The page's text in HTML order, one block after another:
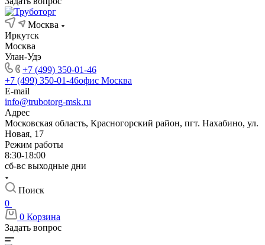
Москва
Иркутск
Москва
Улан-Удэ
+7 (499) 350-01-46
+7 (499) 350-01-46офис Москва
E-mail
info@trubotorg-msk.ru
Адрес
Московская область, Красногорский район, пгт. Нахабино, ул.
Новая, 17
Режим работы
8:30-18:00
сб-вс выходные дни
Поиск
0
0 Корзина
Задать вопрос